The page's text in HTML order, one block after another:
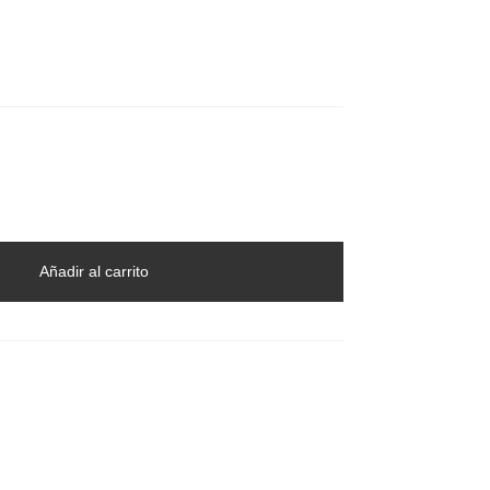
Añadir al carrito